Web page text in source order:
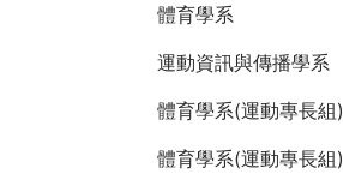
體育學系
運動資訊與傳播學系
體育學系(運動專長組)
體育學系(運動專長組)